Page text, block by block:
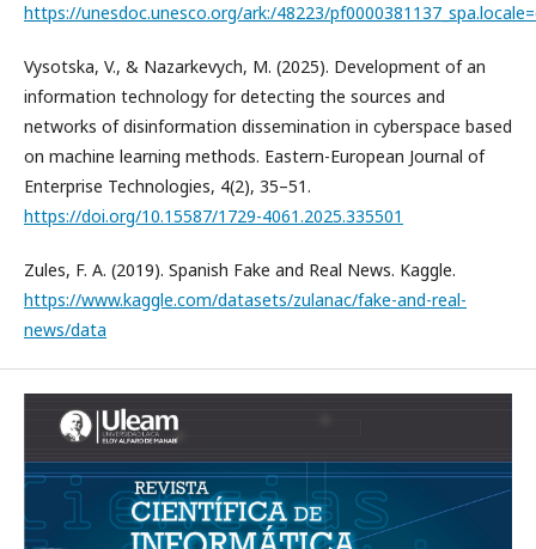
https://unesdoc.unesco.org/ark:/48223/
Vysotska, V., & Nazarkevych, M. (2025). Development of an
information technology for detecting the sources and
networks of disinformation dissemination in cyberspace based
on machine learning methods. Eastern-European Journal of
Enterprise Technologies, 4(2), 35–51.
https://doi.org/10.15587/1729-4061.2025.335501
Zules, F. A. (2019). Spanish Fake and Real News. Kaggle.
https://www.kaggle.com/datasets/zulanac/fake-and-real-
news/data